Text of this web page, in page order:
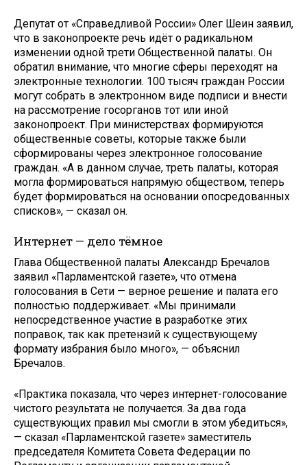
Депутат от «Справедливой России» Олег Шеин заявил,
что в законопроекте речь идёт о радикальном
изменении одной трети Общественной палаты. Он
обратил внимание, что многие сферы переходят на
электронные технологии. 100 тысяч граждан России
могут собрать в электронном виде подписи и внести
на рассмотрение госорганов тот или иной
законопроект. При министерствах формируются
общественные советы, которые также были
сформированы через электронное голосование
граждан. «А в данном случае, треть палаты, которая
могла формироваться напрямую обществом, теперь
будет формироваться на основании опосредованных
списков», — сказал он.
Интернет — дело тёмное
Глава Общественной палаты Александр Бречалов
заявил «Парламентской газете», что отмена
голосования в Сети — верное решение и палата его
полностью поддерживает. «Мы принимали
непосредственное участие в разработке этих
поправок, так как претензий к существующему
формату избрания было много», — объяснил
Бречалов.
«Практика показала, что через интернет-голосование
чистого результата не получается. За два года
существующих правил мы смогли в этом убедиться»,
— сказал «Парламентской газете» заместитель
председателя Комитета Совета Федерации по